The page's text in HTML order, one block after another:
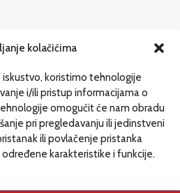
kolačićima
iskustvo, koristimo tehnologije
i/ili pristup informacijama o
omogućit će nam obradu
pri pregledavanju ili jedinstveni
ili povlačenje pristanka
karakteristike i funkcije.